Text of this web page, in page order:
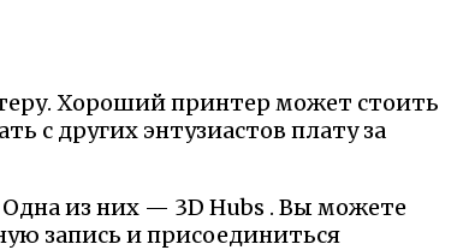
Хороший принтер может стоить
с других энтузиастов плату за
из них — 3D Hubs . Вы можете
запись и присоединиться